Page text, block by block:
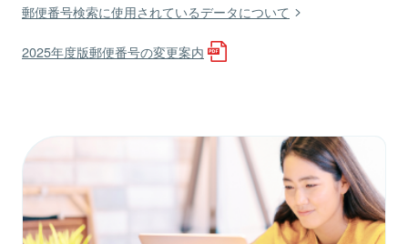
郵便番号検索に使用されているデータについて
2025年度版郵便番号の変更案内